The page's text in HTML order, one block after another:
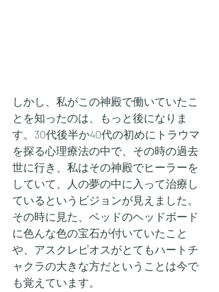
しかし、私がこの神殿で働いていたこ
とを知ったのは、もっと後になりま
す。30代後半か40代の初めにトラウマ
を探る心理療法の中で、その時の過去
世に行き、私はその神殿でヒーラーを
していて、人の夢の中に入って治療し
ているというビジョンが見えました。
その時に見た、ベッドのヘッドボード
に色んな色の宝石が付いていたこと
や、アスクレピオスがとてもハートチ
ャクラの大きな方だということは今で
も覚えています。